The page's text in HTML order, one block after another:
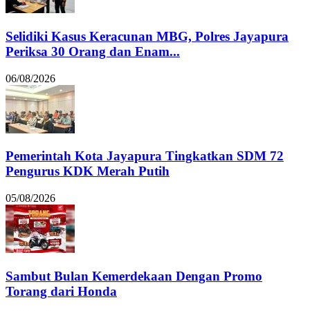
Selidiki Kasus Keracunan MBG, Polres Jayapura
Periksa 30 Orang dan Enam...
06/08/2026
Pemerintah Kota Jayapura Tingkatkan SDM 72
Pengurus KDK Merah Putih
05/08/2026
Sambut Bulan Kemerdekaan Dengan Promo
Torang dari Honda